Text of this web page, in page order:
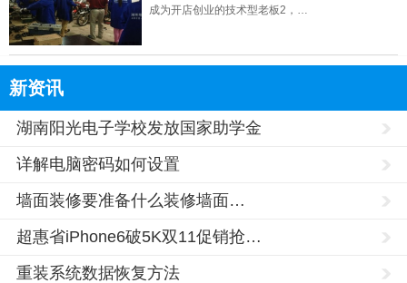
成为开店创业的技术型老板2，…
新资讯
湖南阳光电子学校发放国家助学金
详解电脑密码如何设置
墙面装修要准备什么装修墙面…
超惠省iPhone6破5K双11促销抢…
重装系统数据恢复方法